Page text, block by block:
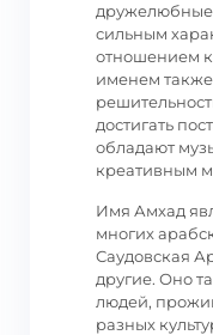
сильным
отношением
именем
достигать
обладают
креативным
Имя Амхад
многих
Саудовская
другие. Оно
людей,
разных